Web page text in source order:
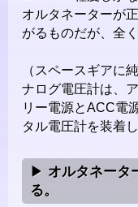
オルタネーターが
がるものだが、全
（スペースギアに
ナログ電圧計は、
リー電源とACC電
タル電圧計を装着
オルタネータ
る。